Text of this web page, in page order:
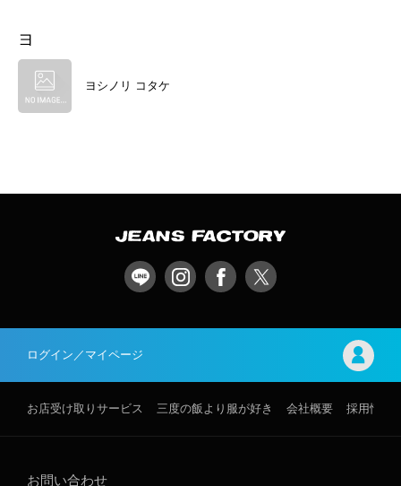
ヨ
ヨシノリ コタケ
ログイン／マイページ
お店受け取りサービス 三度の飯より服が好き 会社概要 採用情報
お問い合わせ